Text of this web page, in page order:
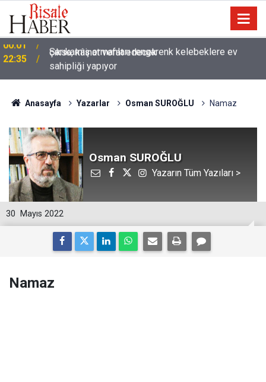
22:35
Sarıkamış ormanları rengarenk kelebeklere ev
sahipliği yapıyor
Anasayfa Yazarlar Osman SUROĞLU Namaz
Osman SUROĞLU
Yazarın Tüm Yazıları >
30 Mayıs 2022
Namaz